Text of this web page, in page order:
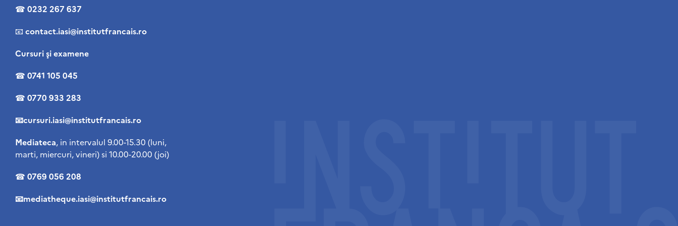
☎ 0232 267 637
📧 contact.iasi@institutfrancais.ro
Cursuri şi examene
☎ 0741 105 045
☎ 0770 933 283
📧cursuri.iasi@institutfrancais.ro
Mediateca, in intervalul 9.00-15.30 (luni,
marti, miercuri, vineri) si 10.00-20.00 (joi)
☎ 0769 056 208
📧mediatheque.iasi@institutfrancais.ro